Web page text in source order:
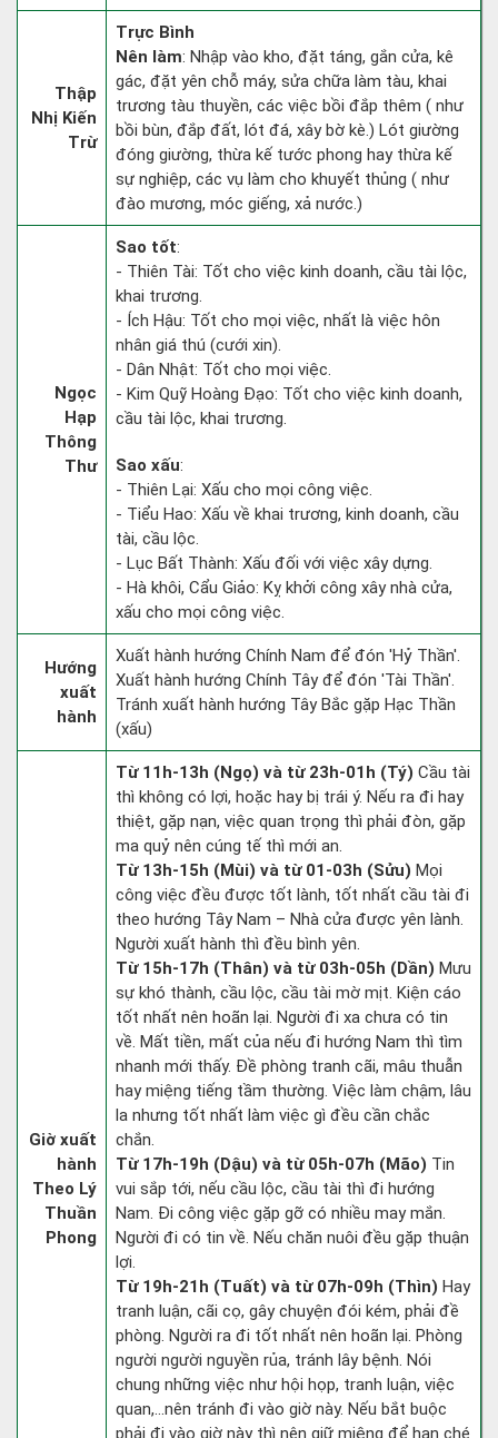
Thập
Nhị Kiến
Trừ
Trực Bình
Nên làm: Nhập vào kho, đặt táng, gắn cửa, kê
gác, đặt yên chỗ máy, sửa chữa làm tàu, khai
trương tàu thuyền, các việc bồi đắp thêm ( như
bồi bùn, đắp đất, lót đá, xây bờ kè.) Lót giường
đóng giường, thừa kế tước phong hay thừa kế
sự nghiệp, các vụ làm cho khuyết thủng ( như
đào mương, móc giếng, xả nước.)
Ngọc
Hạp
Thông
Thư
Sao tốt:
- Thiên Tài: Tốt cho việc kinh doanh, cầu tài lộc,
khai trương.
- Ích Hậu: Tốt cho mọi việc, nhất là việc hôn
nhân giá thú (cưới xin).
- Dân Nhật: Tốt cho mọi việc.
- Kim Quỹ Hoàng Đạo: Tốt cho việc kinh doanh,
cầu tài lộc, khai trương.
Sao xấu:
- Thiên Lại: Xấu cho mọi công việc.
- Tiểu Hao: Xấu về khai trương, kinh doanh, cầu
tài, cầu lộc.
- Lục Bất Thành: Xấu đối với việc xây dựng.
- Hà khôi, Cẩu Giảo: Kỵ khởi công xây nhà cửa,
xấu cho mọi công việc.
Hướng
xuất
hành
Xuất hành hướng Chính Nam để đón 'Hỷ Thần'.
Xuất hành hướng Chính Tây để đón 'Tài Thần'.
Tránh xuất hành hướng Tây Bắc gặp Hạc Thần
(xấu)
Giờ xuất
hành
Theo Lý
Thuần
Phong
Từ 11h-13h (Ngọ) và từ 23h-01h (Tý) Cầu tài
thì không có lợi, hoặc hay bị trái ý. Nếu ra đi hay
thiệt, gặp nạn, việc quan trọng thì phải đòn, gặp
ma quỷ nên cúng tế thì mới an.
Từ 13h-15h (Mùi) và từ 01-03h (Sửu) Mọi
công việc đều được tốt lành, tốt nhất cầu tài đi
theo hướng Tây Nam – Nhà cửa được yên lành.
Người xuất hành thì đều bình yên.
Từ 15h-17h (Thân) và từ 03h-05h (Dần) Mưu
sự khó thành, cầu lộc, cầu tài mờ mịt. Kiện cáo
tốt nhất nên hoãn lại. Người đi xa chưa có tin
về. Mất tiền, mất của nếu đi hướng Nam thì tìm
nhanh mới thấy. Đề phòng tranh cãi, mâu thuẫn
hay miệng tiếng tầm thường. Việc làm chậm, lâu
la nhưng tốt nhất làm việc gì đều cần chắc
chắn.
Từ 17h-19h (Dậu) và từ 05h-07h (Mão) Tin
vui sắp tới, nếu cầu lộc, cầu tài thì đi hướng
Nam. Đi công việc gặp gỡ có nhiều may mắn.
Người đi có tin về. Nếu chăn nuôi đều gặp thuận
lợi.
Từ 19h-21h (Tuất) và từ 07h-09h (Thìn) Hay
tranh luận, cãi cọ, gây chuyện đói kém, phải đề
phòng. Người ra đi tốt nhất nên hoãn lại. Phòng
người người nguyền rủa, tránh lây bệnh. Nói
chung những việc như hội họp, tranh luận, việc
quan,…nên tránh đi vào giờ này. Nếu bắt buộc
phải đi vào giờ này thì nên giữ miệng để hạn ché